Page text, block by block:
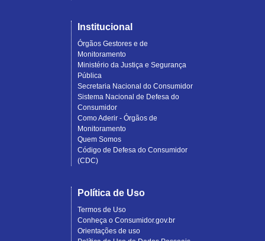
Institucional
Órgãos Gestores e de
Monitoramento
Ministério da Justiça e Segurança
Pública
Secretaria Nacional do Consumidor
Sistema Nacional de Defesa do
Consumidor
Como Aderir - Órgãos de
Monitoramento
Quem Somos
Código de Defesa do Consumidor
(CDC)
Política de Uso
Termos de Uso
Conheça o Consumidor.gov.br
Orientações de uso